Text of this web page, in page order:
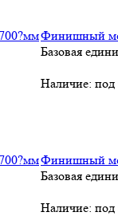
Финишный
Базовая
Наличие: под
Финишный
Базовая
Наличие: под